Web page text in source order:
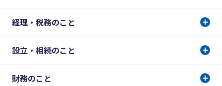
経理・税務のこと
設立・相続のこと
財務のこと